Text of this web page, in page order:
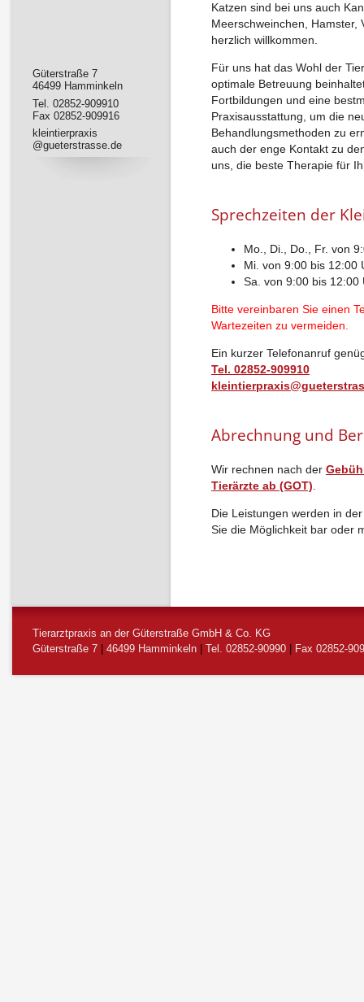
Güterstraße 7
46499 Hamminkeln
Tel. 02852-909910
Fax 02852-909916
kleintierpraxis
@gueterstrasse.de
Katzen sind bei uns auch
Meerschweinchen, Hamster,
herzlich willkommen.
Für uns hat das Wohl der
optimale Betreuung
Fortbildungen und eine
Praxisausstattung, um die
Behandlungsmethoden zu
auch der enge Kontakt zu
uns, die beste Therapie für
Sprechzeiten der
Mo., Di., Do., Fr. von
Mi. von 9:00 bis 12:00
Sa. von 9:00 bis 12:00
Bitte vereinbaren Sie einen
Wartezeiten zu vermeiden.
Ein kurzer Telefonanruf
Tel. 02852-909910
Abrechnung und
Wir rechnen nach der
Tierärzte ab (GOT)
Die Leistungen werden in
Sie die Möglichkeit bar oder
Tierarztpraxis an der Güterstraße GmbH & Co. KG
Güterstraße 7
46499 Hamminkeln Tel. 02852-90990 Fax 02852-